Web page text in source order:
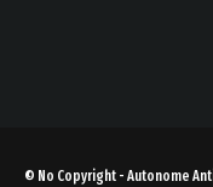
© No Copyright - Autonome